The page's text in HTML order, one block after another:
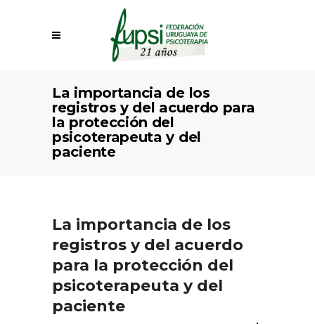
La importancia de los
registros y del acuerdo para
la protección del
psicoterapeuta y del
paciente
La importancia de los
registros y del acuerdo
para la protección del
psicoterapeuta y del
paciente